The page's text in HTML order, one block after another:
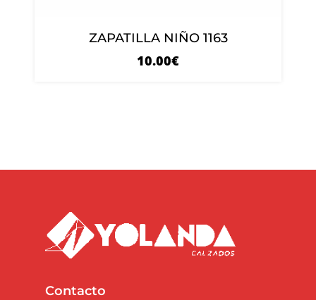
ZAPATILLA NIÑO 1163
10.00€
Contacto